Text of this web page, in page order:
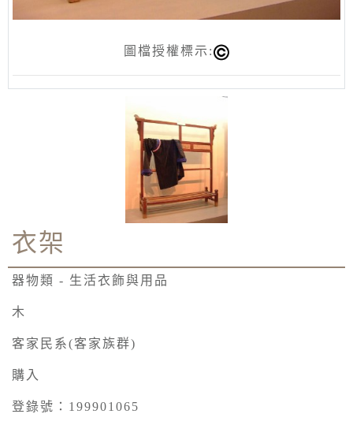
圖檔授權標示:
衣架
器物類 - 生活衣飾與用品
木
客家民系(客家族群)
購入
登錄號：199901065